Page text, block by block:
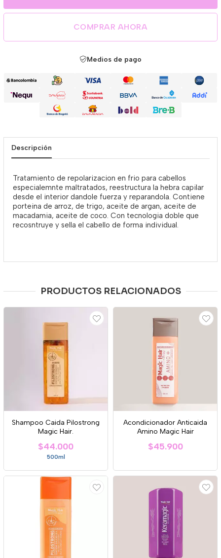
COMPRAR AHORA
Medios de pago
Descripción
Tratamiento de repolarizacion en frio para cabellos
especialemnte maltratados, reestructura la hebra capilar
desde el interior dandole fuerza y reparandola. Contiene
porteina de arroz, de trigo, aceite de argan, aceite de
macadamia, aceite de coco. Con tecnologia doble que
recosntruye y sella el cabello de forma individual.
PRODUCTOS RELACIONADOS
Shampoo Caida Pilostrong
Magic Hair.
$44.000
500ml
Acondicionador Anticaida
Amino Magic Hair
$45.900